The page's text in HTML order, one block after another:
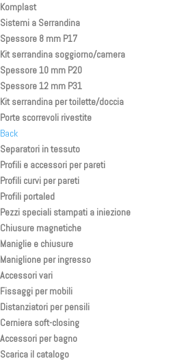
Komplast
Sistemi a Serrandina
Spessore 8 mm P17
Kit serrandina soggiorno/camera
Spessore 10 mm P20
Spessore 12 mm P31
Kit serrandina per toilette/doccia
Porte scorrevoli rivestite
Back
Separatori in tessuto
Profili e accessori per pareti
Profili curvi per pareti
Profili portaled
Pezzi speciali stampati a iniezione
Chiusure magnetiche
Maniglie e chiusure
Maniglione per ingresso
Accessori vari
Fissaggi per mobili
Distanziatori per pensili
Cerniera soft-closing
Accessori per bagno
Scarica il catalogo